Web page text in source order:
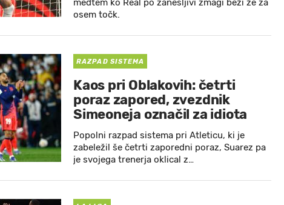
medtem ko Real po zanesljivi zmagi beži že za
osem točk.
RAZPAD SISTEMA
Kaos pri Oblakovih: četrti
poraz zapored, zvezdnik
Simeoneja označil za idiota
Popolni razpad sistema pri Atleticu, ki je
zabeležil še četrti zaporedni poraz, Suarez pa
je svojega trenerja oklical z…